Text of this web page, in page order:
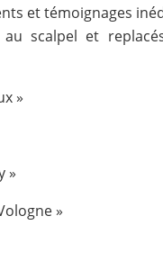
et témoignages
au scalpel et
»
»
»